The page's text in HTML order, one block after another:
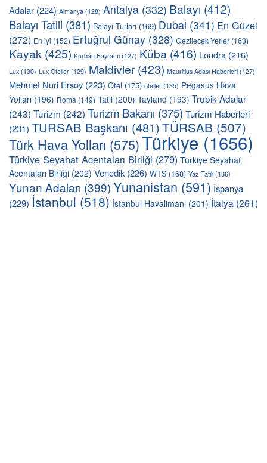
Adalar (224) Almanya (128) Antalya (332) Balayı (412)
Balayı Tatili (381) Balayı Turları (169) Dubai (341) En Güzel
(272) En iyi (152) Ertuğrul Günay (328) Gezilecek Yerler (163)
Kayak (425) Kurban Bayramı (127) Küba (416) Londra (216)
Lux (130) Lux Oteller (129) Maldivler(423) Mauritius Adası Haberleri (127)
Mehmet Nuri Ersoy (223) Otel (175) oteller(135) Pegasus Hava
Yolları (196) Roma (149) Tatil (200) Tayland (193) Tropik Adalar
(243) Turizm (242) Turizm Bakanı (375) Turizm Haberleri
(231) TURSAB Başkanı (481)TÜRSAB (507)
Türk Hava Yolları (575)Türkiye (1656)
Türkiye Seyahat Acentaları Birliği (279) Türkiye Seyahat
Acentaları Birliği (202) Venedik (226) WTS (168) Yaz Tatili(136)
Yunan Adaları (399)Yunanistan (591) İspanya
(229) İstanbul (518) İstanbul Havalimanı (201) İtalya (261)